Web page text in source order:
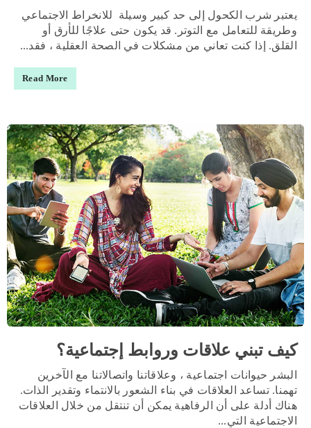
يعتبر شرب الكحول إلى حد كبير وسيلة للانخراط الاجتماعي
وطريقة للتعامل مع التوتر. قد يكون حتى علاجًا للأرق أو
القلق. إذا كنت تعاني من مشكلات في الصحة العقلية ، فقد...
Read More
كيف تبني علاقات وروابط إجتماعية؟
البشر حيوانات اجتماعية ، وعلاقاتنا واتصالاتنا مع الآخرين
تهمنا. تساعد العلاقات في بناء الشعور بالانتماء وتقدير الذات.
هناك أدلة على أن الرفاهية يمكن أن تنتقل من خلال العلاقات
الاجتماعية التي...